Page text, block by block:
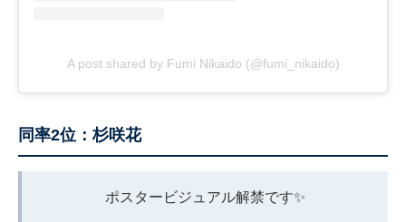
A post shared by Fumi Nikaido (@fumi_nikaido)
同率2位：杉咲花
ポスタービジュアル解禁です✨